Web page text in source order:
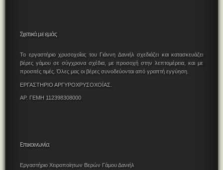
Σχετικά με εμάς
Το εργαστήριο χρυσοχοΐας του Γιάννη Δανιήλ σχεδιάζει και κατασκευάζει
βέρες γάμου σε σύγχρονα σχέδια, με προσοχή στην λεπτομέρεια, και με
προσιτές τιμές. Όλες μας οι βέρες συνοδεύονται από γραπτή εγγύηση.
ΕΡΓΑΣΤΗΡΙΟ ΑΡΓΥΡΟΧΡΥΣΟΧΟΪΑΣ.
ΑΡ. ΓΕΜΗ 112398308000
Επικοινωνία
Εργαστήριο Χειροποίητων Βερών Γάμου Δανιήλ